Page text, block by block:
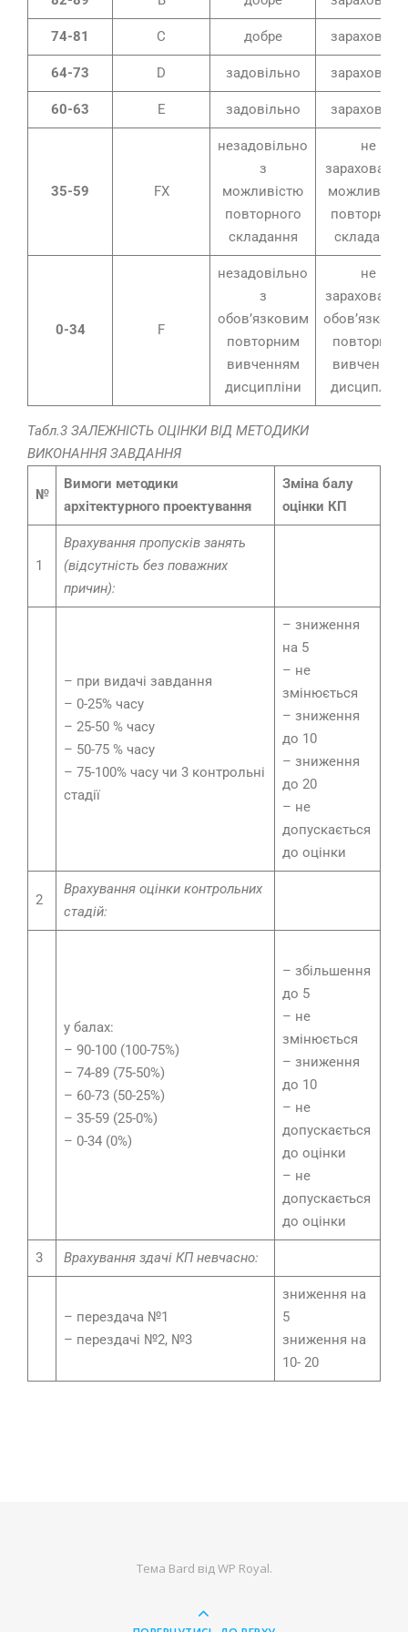
74-81 C добре зараховано
64-73 D задовільно зараховано
60-63 E задовільно зараховано
35-59 FX
незадовільно
з
можливістю
повторного
складання
не
зараховано
можливістю
повторного
складання
0-34 F
незадовільно
з
обов’язковим
повторним
вивченням
дисципліни
не
зараховано
повторним
вивченням
дисципліни
Табл.3 ЗАЛЕЖНІСТЬ ОЦІНКИ ВІД МЕТОДИКИ
ВИКОНАННЯ ЗАВДАННЯ
№
Вимоги методики
архітектурного проектування
Зміна балу
оцінки КП
1
Врахування пропусків занять
(відсутність без поважних
причин):
– при видачі завдання
– 0-25% часу
– 25-50 % часу
– 50-75 % часу
– 75-100% часу чи 3 контрольні
стадії
– зниження
на 5
– не
змінюється
– зниження
до 10
– зниження
до 20
– не
допускається
до оцінки
2
Врахування оцінки контрольних
стадій:
у балах:
– 90-100 (100-75%)
– 74-89 (75-50%)
– 60-73 (50-25%)
– 35-59 (25-0%)
– 0-34 (0%)
– збільшення
до 5
– не
змінюється
– зниження
до 10
– не
допускається
до оцінки
– не
допускається
до оцінки
3 Врахування здачі КП невчасно:
– перездача №1
– перездачі №2, №3
зниження на
5
зниження на
10- 20
Тема Bard відWP Royal.